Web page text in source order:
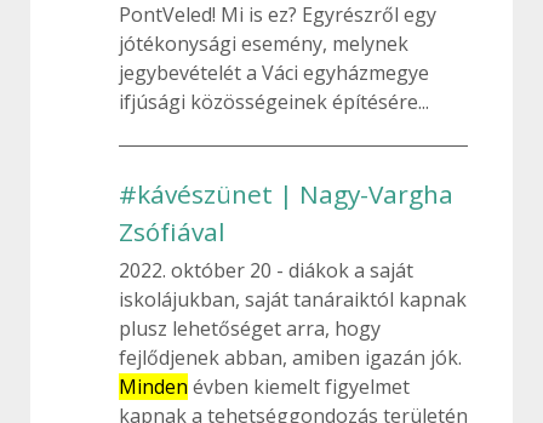
PontVeled! Mi is ez? Egyrészről egy
jótékonysági esemény, melynek
jegybevételét a Váci egyházmegye
ifjúsági közösségeinek építésére...
#kávészünet | Nagy-Vargha
Zsófiával
2022. október 20
diákok a saját
iskolájukban, saját tanáraiktól kapnak
plusz lehetőséget arra, hogy
fejlődjenek abban, amiben igazán jók.
Minden évben kiemelt figyelmet
kapnak a tehetséggondozás területén